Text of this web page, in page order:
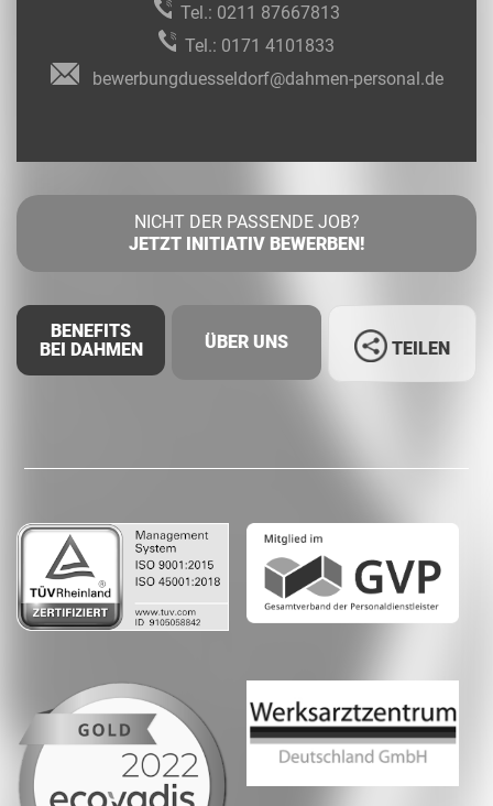
Tel.: 0211 87667813
Tel.: 0171 4101833
bewerbungduesseldorf@dahmen-personal.de
NICHT DER PASSENDE JOB?
JETZT INITIATIV BEWERBEN!
BENEFITS
BEI DAHMEN
ÜBER UNS
Whatsapp
TEILEN